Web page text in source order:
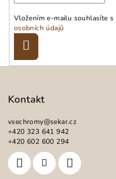
Vložením e-mailu souhlasíte s
osobních údajů
Kontakt
vsechromy@sekar.cz
+420 323 641 942
+420 602 600 294